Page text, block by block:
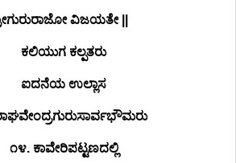
ವಿಜಯತೇ ||
ಕಲಿಯುಗ ಕಲ್ಪತರು
ಐದನೆಯ ಉಲ್ಲಾಸ
೧೪. ಕಾವೇರಿಪಟ್ಟಣದಲ್ಲಿ